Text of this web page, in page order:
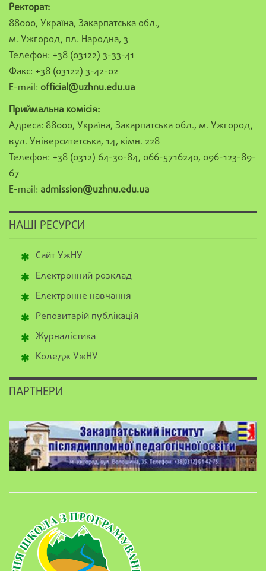
Ректорат:
88000, Україна, Закарпатська обл.,
м. Ужгород, пл. Народна, 3
Телефон: +38 (03122) 3-33-41
Факс: +38 (03122) 3-42-02
E-mail: official@uzhnu.edu.ua
Приймальна комісія:
Адреса: 88000, Україна, Закарпатська обл., м. Ужгород,
вул. Університетська, 14, кімн. 228
Телефон: +38 (0312) 64-30-84, 066-5716240, 096-123-89-
67
E-mail: admission@uzhnu.edu.ua
НАШІ РЕСУРСИ
Сайт УжНУ
Електронний розклад
Електронне навчання
Репозитарій публікацій
Журналістика
Коледж УжНУ
ПАРТНЕРИ